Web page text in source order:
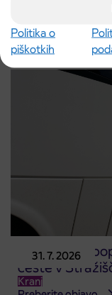
Politika o
piškotkih
ČEŠNJEVEK
Preberite objavo
31. 7. 2026
Obvestilo o
ceste v
Kranj